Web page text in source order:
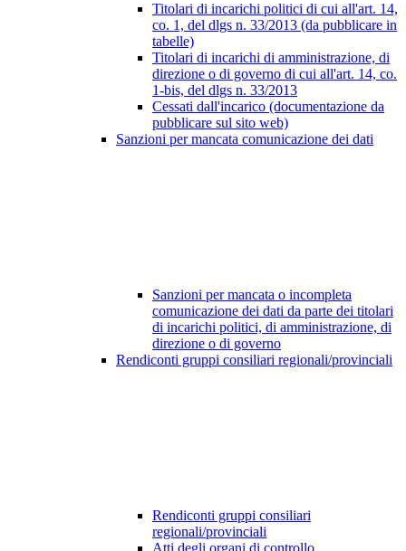
Titolari di incarichi politici di cui all'art. 14,
co. 1, del dlgs n. 33/2013 (da pubblicare in
tabelle)
Titolari di incarichi di amministrazione, di
direzione o di governo di cui all'art. 14, co.
1-bis, del dlgs n. 33/2013
Cessati dall'incarico (documentazione da
pubblicare sul sito web)
Sanzioni per mancata comunicazione dei dati
Sanzioni per mancata o incompleta
comunicazione dei dati da parte dei titolari
di incarichi politici, di amministrazione, di
direzione o di governo
Rendiconti gruppi consiliari regionali/provinciali
Rendiconti gruppi consiliari
regionali/provinciali